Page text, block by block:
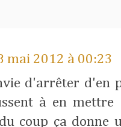
mai 2012 à 00:23
d'arrêter d'en
à en
coup ça donne